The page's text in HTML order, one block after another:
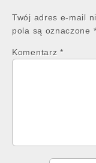
Twój adres e-mail
pola są oznaczone *
Komentarz *